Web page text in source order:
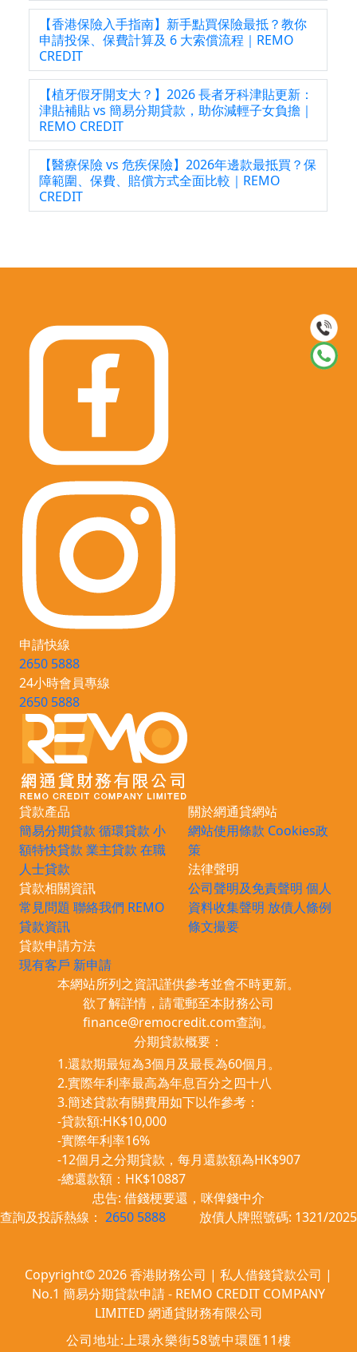
【香港保險入手指南】新手點買保險最抵？教你
申請投保、保費計算及 6 大索償流程｜REMO
CREDIT
【植牙假牙開支大？】2026 長者牙科津貼更新：
津貼補貼 vs 簡易分期貸款，助你減輕子女負擔｜
REMO CREDIT
【醫療保險 vs 危疾保險】2026年邊款最抵買？保
障範圍、保費、賠償方式全面比較｜REMO
CREDIT
申請快線
2650 5888
24小時會員專線
2650 5888
貸款產品
簡易分期貸款 循環貸款 小
額特快貸款 業主貸款 在職
人士貸款
貸款相關資訊
常見問題 聯絡我們 REMO
貸款資訊
貸款申請方法
現有客戶 新申請
關於網通貸網站
網站使用條款 Cookies政
策
法律聲明
公司聲明及免責聲明 個人
資料收集聲明 放債人條例
條文撮要
本網站所列之資訊謹供參考並會不時更新。
欲了解詳情，請電郵至本財務公司
finance@remocredit.com查詢。
分期貸款概要：
1.還款期最短為3個月及最長為60個月。
2.實際年利率最高為年息百分之四十八
3.簡述貸款有關費用如下以作參考：
-貸款額:HK$10,000
-實際年利率16%
-12個月之分期貸款，每月還款額為HK$907
-總還款額：HK$10887
忠告: 借錢梗要還，咪俾錢中介
查詢及投訴熱線： 2650 5888 放債人牌照號碼: 1321/2025
Copyright© 2026 香港財務公司 | 私人借錢貸款公司 |
No.1 簡易分期貸款申請 - REMO CREDIT COMPANY
LIMITED 網通貸財務有限公司
公司地址:上環永樂街58號中環匯11樓